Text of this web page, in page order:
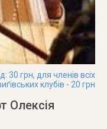
30 грн, для членів всіх
клубів - 20 грн
Олексія